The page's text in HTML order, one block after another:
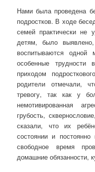
Нами была проведена
подростков. В ходе
семей практически не
детям, было
воспитываются одной
особенные трудности
приходом
родители отмечали,
тревогу, так как у
немотивированная
грубость,
сказали, что их
состоянии и
свободное время
домашние обязанности,